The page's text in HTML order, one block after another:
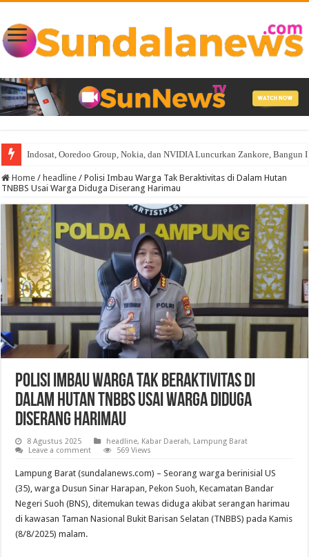
Indosat, Ooredoo Group, Nokia, dan NVIDIA Luncurkan Zankore, Bangun
Home / headline / Polisi Imbau Warga Tak Beraktivitas di Dalam Hutan
TNBBS Usai Warga Diduga Diserang Harimau
Polisi Imbau Warga Tak Beraktivitas di
Dalam Hutan TNBBS Usai Warga Diduga
Diserang Harimau
8 Agustus 2025 headline, Kabar Daerah, Lampung Barat
Leave a comment
569 Views
Lampung Barat (sundalanews.com) – Seorang warga berinisial US
(35), warga Dusun Sinar Harapan, Pekon Suoh, Kecamatan Bandar
Negeri Suoh (BNS), ditemukan tewas diduga akibat serangan harimau
di kawasan Taman Nasional Bukit Barisan Selatan (TNBBS) pada Kamis
(8/8/2025) malam.